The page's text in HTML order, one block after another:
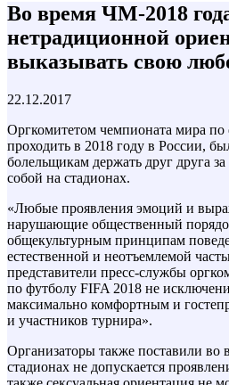
Во время ЧМ-2018
нетрадиционной
выказывать свою
22.12.2017
Оргкомитетом чемпионата мира по
проходить в 2018 году в России,
болельщикам держать друг друга
собой на стадионах.
«Любые проявления эмоций и
нарушающие общественный
общекультурным принципам
естественной и неотъемлемой
представители пресс-службы
по футболу FIFA 2018 не
максимально комфортным и
и участников турнира».
Организаторы также поставили во
стадионах не допускается